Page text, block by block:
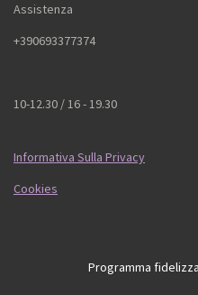
Assistenza
+390693377374
10-12.30 / 16 - 19.30
Informativa Sulla Privacy
Cookies
Programma